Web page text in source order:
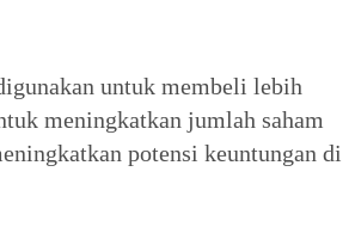
untuk membeli lebih
meningkatkan jumlah saham
potensi keuntungan di